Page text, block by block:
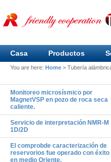
Casa Productos
You are here: Home > Tubería
Monitoreo microsísmico por
MagnetVSP en pozo de roca seca
caliente.
Servicio de interpretación NMR-M
1D/2D
El comprobde caracterización de
reservorios fue operado con éxito
en medio Oriente.